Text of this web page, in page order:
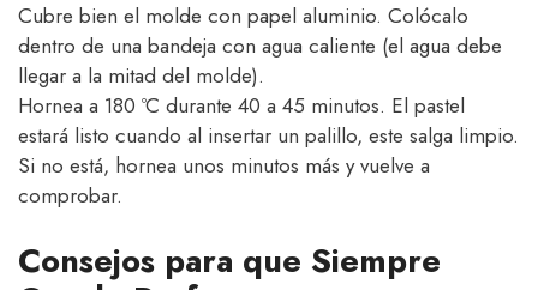
Cubre bien el molde con papel aluminio. Colócalo
dentro de una bandeja con agua caliente (el agua debe
llegar a la mitad del molde).
Hornea a 180 ºC durante 40 a 45 minutos. El pastel
estará listo cuando al insertar un palillo, este salga limpio.
Si no está, hornea unos minutos más y vuelve a
comprobar.
Consejos para que Siempre